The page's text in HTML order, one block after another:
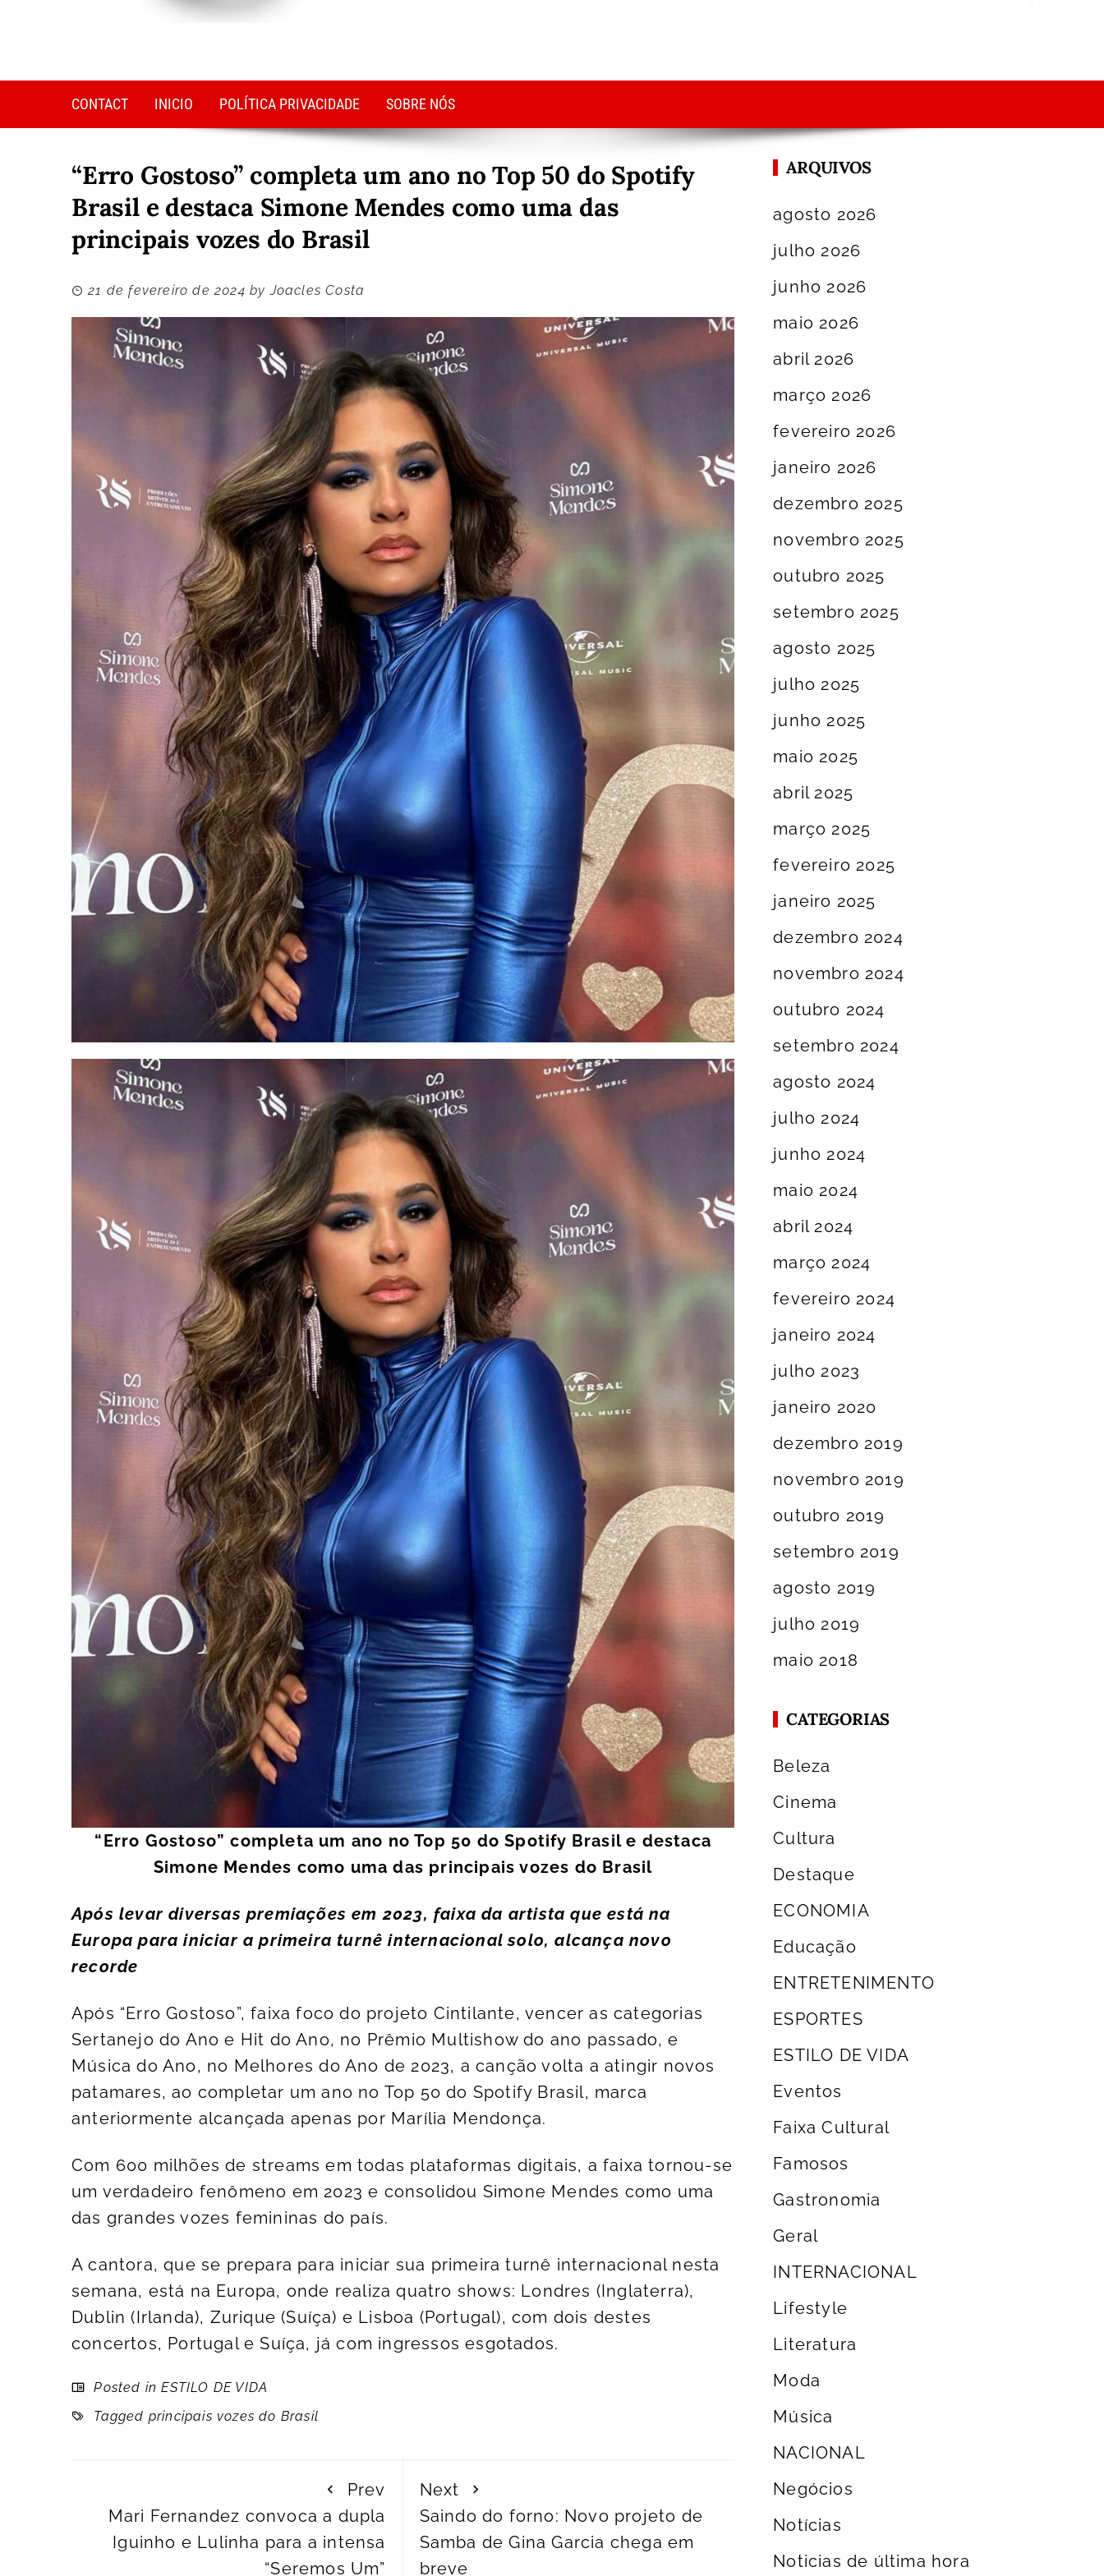
CONTACT INICIO POLÍTICA PRIVACIDADE SOBRE NÓS
“Erro Gostoso” completa um ano no Top 50 do Spotify
Brasil e destaca Simone Mendes como uma das
principais vozes do Brasil
21 de fevereiro de 2024 byJoacles Costa
“Erro Gostoso” completa um ano no Top 50 do Spotify Brasil e destaca
Simone Mendes como uma das principais vozes do Brasil
Após levar diversas premiações em 2023, faixa da artista que está na
Europa para iniciar a primeira turnê internacional solo, alcança novo
recorde
Após “Erro Gostoso”, faixa foco do projeto Cintilante, vencer as categorias
Sertanejo do Ano e Hit do Ano, no Prêmio Multishow do ano passado, e
Música do Ano, no Melhores do Ano de 2023, a canção volta a atingir novos
patamares, ao completar um ano no Top 50 do Spotify Brasil, marca
anteriormente alcançada apenas por Marília Mendonça.
Com 600 milhões de streams em todas plataformas digitais, a faixa tornou-se
um verdadeiro fenômeno em 2023 e consolidou Simone Mendes como uma
das grandes vozes femininas do país.
A cantora, que se prepara para iniciar sua primeira turnê internacional nesta
semana, está na Europa, onde realiza quatro shows: Londres (Inglaterra),
Dublin (Irlanda), Zurique (Suíça) e Lisboa (Portugal), com dois destes
concertos, Portugal e Suíça, já com ingressos esgotados.
Posted inESTILO DE VIDA
Tagged principais vozes do Brasil
Prev
Mari Fernandez convoca a dupla
Iguinho e Lulinha para a intensa
“Seremos Um”
Next
Saindo do forno: Novo projeto de
Samba de Gina Garcia chega em
breve
ARQUIVOS
agosto 2026
julho 2026
junho 2026
maio 2026
abril 2026
março 2026
fevereiro 2026
janeiro 2026
dezembro 2025
novembro 2025
outubro 2025
setembro 2025
agosto 2025
julho 2025
junho 2025
maio 2025
abril 2025
março 2025
fevereiro 2025
janeiro 2025
dezembro 2024
novembro 2024
outubro 2024
setembro 2024
agosto 2024
julho 2024
junho 2024
maio 2024
abril 2024
março 2024
fevereiro 2024
janeiro 2024
julho 2023
janeiro 2020
dezembro 2019
novembro 2019
outubro 2019
setembro 2019
agosto 2019
julho 2019
maio 2018
CATEGORIAS
Beleza
Cinema
Cultura
Destaque
ECONOMIA
Educação
ENTRETENIMENTO
ESPORTES
ESTILO DE VIDA
Eventos
Faixa Cultural
Famosos
Gastronomia
Geral
INTERNACIONAL
Lifestyle
Literatura
Moda
Música
NACIONAL
Negócios
Notícias
Noticias de última hora